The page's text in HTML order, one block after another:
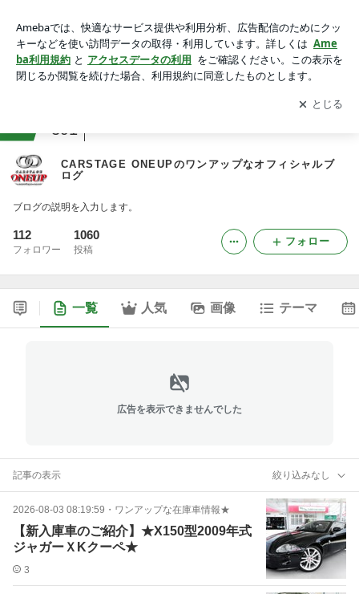
アプリをダウンロードして ブログの更新通知
を受け取りまし
ょう。
開く
391
CARSTAGE ONEUPのワンアップなオフィシャルブ
ログ
ブログの説明を入力します。
112
フォロワー
1060
投稿
フォロー
一覧 人気 画像 テーマ
広告を表示できませんでした
記事の表示 絞り込みなし
2026-08-03 08:19:59 ・ ワンアップな在庫車情報★
【新入庫車のご紹介】★X150型2009年式
ジャガーＸKクーペ★
3